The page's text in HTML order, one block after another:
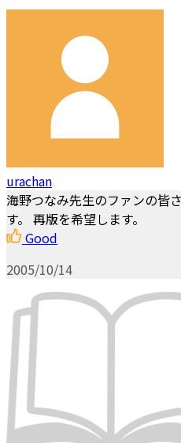
urachan
海野つなみ先生のファンの皆
す。 再版を希望します。
Good
2005/10/14